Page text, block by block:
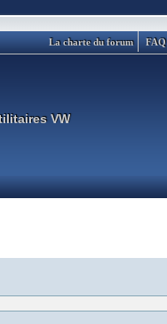
FAQ
La charte du forum
VW